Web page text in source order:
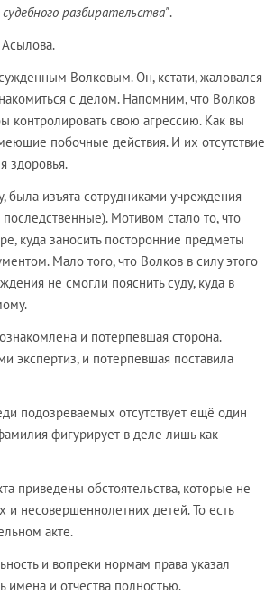
разбирательства".
Волковым. Он, кстати, жаловался
с делом. Напомним, что Волков
контролировать свою агрессию. Как вы
побочные действия. И их отсутствие
здоровья.
была изъята сотрудниками учреждения
Мотивом стало то, что
куда заносить посторонние предметы
Мало того, что Волков в силу этого
не смогли пояснить суду, куда в
и потерпевшая сторона.
экспертиз, и потерпевшая поставила
подозреваемых отсутствует ещё один
фигурирует в деле лишь как
приведены обстоятельства, которые не
и несовершеннолетних детей. То есть
акте.
и вопреки нормам права указал
и отчества полностью.